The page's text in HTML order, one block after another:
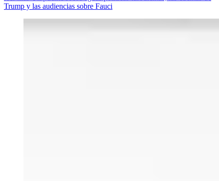
Trump y las audiencias sobre Fauci